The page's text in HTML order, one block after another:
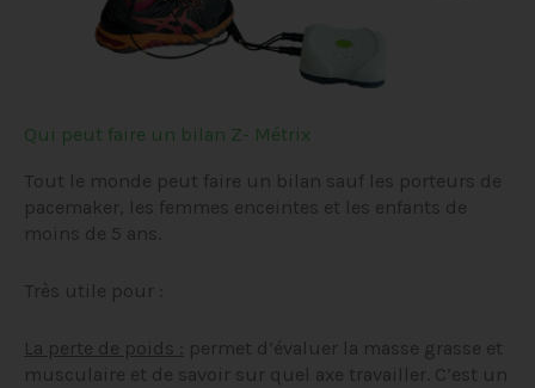
Qui peut faire un bilan Z- Métrix
Tout le monde peut faire un bilan sauf les porteurs de
pacemaker, les femmes enceintes et les enfants de
moins de 5 ans.
Très utile pour :
La perte de poids :
permet d’évaluer la masse grasse et
musculaire et de savoir sur quel axe travailler. C’est un